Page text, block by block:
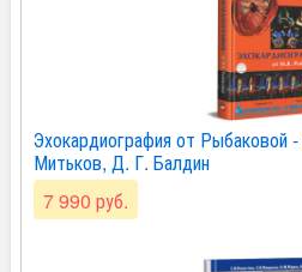
Эхокардиография от
Митьков, Д. Г. Балдин
7 990 руб.